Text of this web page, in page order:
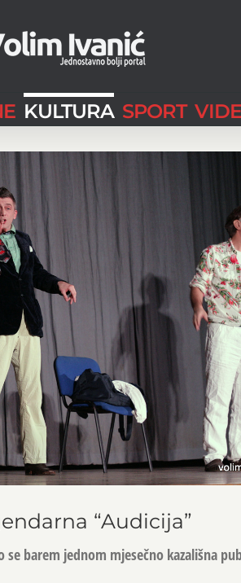
KULTURA SPORT
“Audicija”
barem jednom mjesečno kazališna